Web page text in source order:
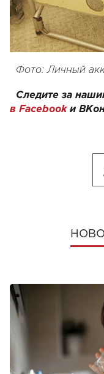
Фото: Личный
Следите за
в Facebookи